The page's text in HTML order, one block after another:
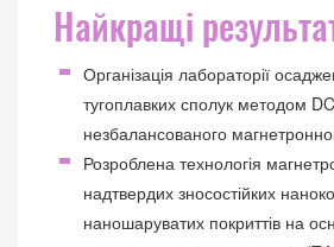
Найкращі
Організація лабораторії
тугоплавких сполук методом DC
незбалансованого
Розроблена технологія
надтвердих зносостійких
наношаруватих покриттів на